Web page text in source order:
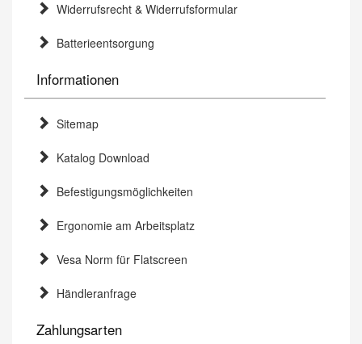
Widerrufsrecht & Widerrufsformular
Batterieentsorgung
Informationen
Sitemap
Katalog Download
Befestigungsmöglichkeiten
Ergonomie am Arbeitsplatz
Vesa Norm für Flatscreen
Händleranfrage
Zahlungsarten